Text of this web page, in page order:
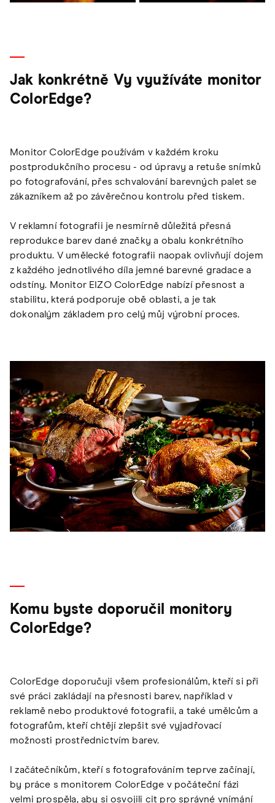
Jak konkrétně Vy využíváte monitor
ColorEdge?
Monitor ColorEdge používám v každém kroku
postprodukčního procesu - od úpravy a retuše snímků
po fotografování, přes schvalování barevných palet se
zákazníkem až po závěrečnou kontrolu před tiskem.
V reklamní fotografii je nesmírně důležitá přesná
reprodukce barev dané značky a obalu konkrétního
produktu. V umělecké fotografii naopak ovlivňují dojem
z každého jednotlivého díla jemné barevné gradace a
odstíny. Monitor EIZO ColorEdge nabízí přesnost a
stabilitu, která podporuje obě oblasti, a je tak
dokonalým základem pro celý můj výrobní proces.
Komu byste doporučil monitory
ColorEdge?
ColorEdge doporučuji všem profesionálům, kteří si při
své práci zakládají na přesnosti barev, například v
reklamě nebo produktové fotografii, a také umělcům a
fotografům, kteří chtějí zlepšit své vyjadřovací
možnosti prostřednictvím barev.
I začátečníkům, kteří s fotografováním teprve začínají,
by práce s monitorem ColorEdge v počáteční fázi
velmi prospěla, aby si osvojili cit pro správné vnímání